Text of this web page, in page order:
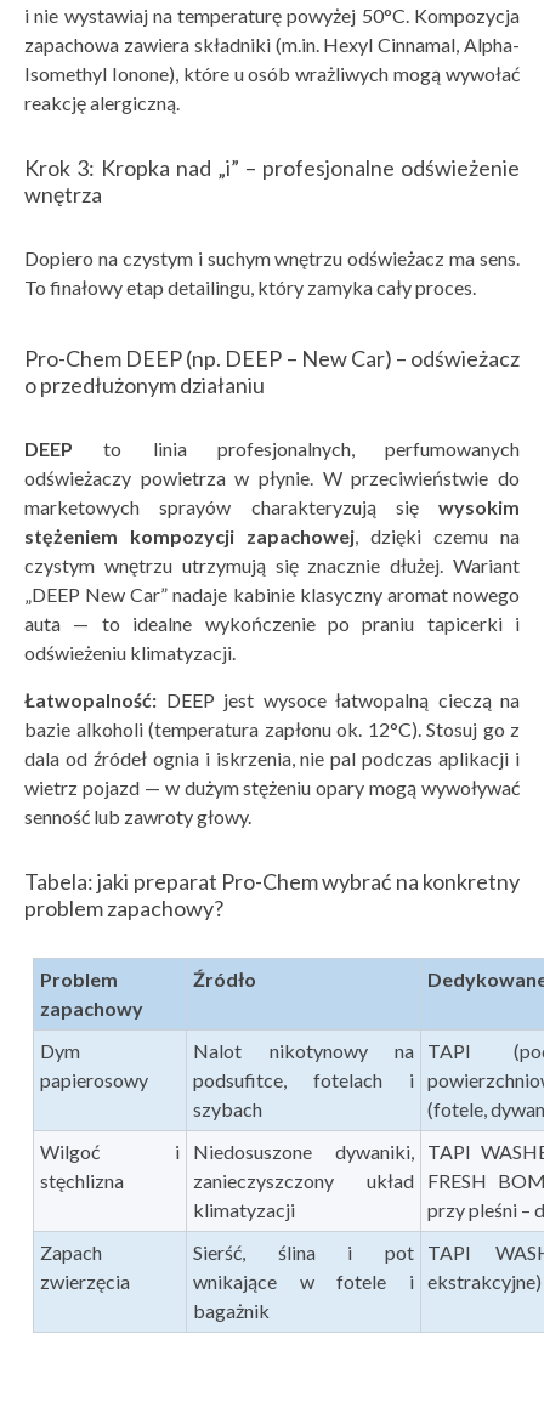
i nie wystawiaj na temperaturę powyżej 50°C. Kompozycja
zapachowa zawiera składniki (m.in. Hexyl Cinnamal, Alpha-
Isomethyl Ionone), które u osób wrażliwych mogą wywołać
reakcję alergiczną.
Krok 3: Kropka nad „i” – profesjonalne odświeżenie
wnętrza
Dopiero na czystym i suchym wnętrzu odświeżacz ma sens.
To finałowy etap detailingu, który zamyka cały proces.
Pro-Chem DEEP (np. DEEP – New Car) – odświeżacz
o przedłużonym działaniu
DEEP to linia profesjonalnych, perfumowanych
odświeżaczy powietrzaw płynie. W przeciwieństwie do
marketowych sprayów charakteryzują się wysokim
stężeniem kompozycji zapachowej, dzięki czemu na
czystym wnętrzu utrzymują się znacznie dłużej. Wariant
„DEEP New Car” nadaje kabinie klasyczny aromat nowego
auta — to idealne wykończenie po praniu tapicerki i
odświeżeniu klimatyzacji.
Łatwopalność: DEEP jest wysoce łatwopalną cieczą na
bazie alkoholi (temperatura zapłonu ok. 12°C). Stosuj go z
dala od źródeł ognia i iskrzenia, nie pal podczas aplikacji i
wietrz pojazd — w dużym stężeniu opary mogą wywoływać
senność lub zawroty głowy.
Tabela: jaki preparat Pro-Chem wybrać na konkretny
problem zapachowy?
Problem
zapachowy
Źródło
Dym
papierosowy
Nalot nikotynowy na
podsufitce, fotelach i
szybach
TAPI
(fotele,
Wilgoć i
stęchlizna
Niedosuszone dywaniki,
zanieczyszczony układ
klimatyzacji
TAPI
FRESH
przy pleśni –
Zapach
zwierzęcia
Sierść, ślina i pot
wnikające w fotele i
bagażnik
TAPI